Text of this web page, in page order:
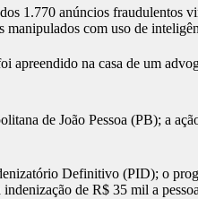
1.770 anúncios fraudulentos
manipulados com uso de
na casa de um
de João Pessoa (PB); a
Definitivo (PID); o
de R$ 35 mil a